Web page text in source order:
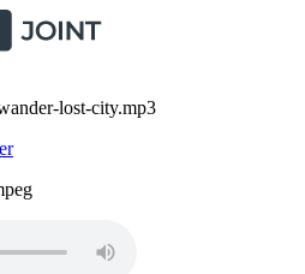
lost-city.mp3